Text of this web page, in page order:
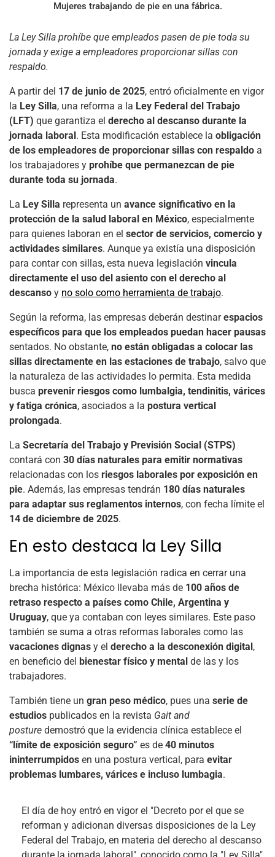
Mujeres trabajando de pie en una fábrica.
La Ley Silla prohíbe que empleados pasen de pie toda su
jornada y exige a empleadores proporcionar sillas con
respaldo.
A partir del 17 de junio de 2025, entró oficialmente en vigor
la Ley Silla, una reforma a la Ley Federal del Trabajo
(LFT) que garantiza el derecho al descanso durante la
jornada laboral. Esta modificación establece la obligación
de los empleadores de proporcionar sillas con respaldo a
los trabajadores y prohíbe que permanezcan de pie
durante toda su jornada.
La Ley Silla representa un avance significativo en la
protección de la salud laboral en México, especialmente
para quienes laboran en el sector de servicios, comercio y
actividades similares. Aunque ya existía una disposición
para contar con sillas, esta nueva legislación vincula
directamente el uso del asiento con el derecho al
descanso y no solo como herramienta de trabajo.
Según la reforma, las empresas deberán destinarespacios
específicos para que los empleados puedan hacer pausas
sentados. No obstante, no están obligadas a colocar las
sillas directamente en las estaciones de trabajo, salvo que
la naturaleza de las actividades lo permita. Esta medida
busca prevenir riesgos como lumbalgia, tendinitis, várices
y fatiga crónica, asociados a la postura vertical
prolongada.
La Secretaría del Trabajo y Previsión Social (STPS)
contará con 30 días naturales para emitir normativas
relacionadas con los riesgos laborales por exposición en
pie. Además, las empresas tendrán 180 días naturales
para adaptar sus reglamentos internos, con fecha límite el
14 de diciembre de 2025.
En esto destaca la Ley Silla
La importancia de esta legislación radica en cerrar una
brecha histórica: México llevaba más de 100 años de
retraso respecto a países como Chile, Argentina y
Uruguay, que ya contaban con leyes similares. Este paso
también se suma a otras reformas laborales como las
vacaciones dignas y el derecho a la desconexión digital,
en beneficio del bienestar físico y mental de las y los
trabajadores.
También tiene un gran peso médico, pues una serie de
estudios publicados en la revista Gait and
posture demostró que la evidencia clínica establece el
“límite de exposición seguro” es de 40 minutos
ininterrumpidos en una postura vertical, para evitar
problemas lumbares, várices e incluso lumbagia.
El día de hoy entró en vigor el "Decreto por el que se
reforman y adicionan diversas disposiciones de la Ley
Federal del Trabajo, en materia del derecho al descanso